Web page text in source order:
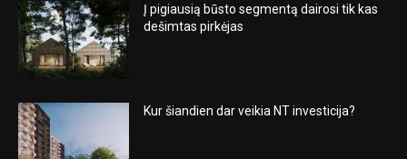
Į pigiausią būsto segmentą dairosi tik kas
dešimtas pirkėjas
Kur šiandien dar veikia NT investicija?